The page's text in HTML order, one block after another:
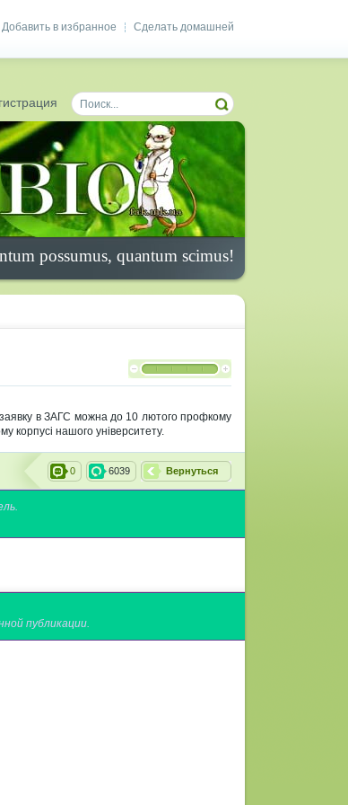
Сделать домашней
Добавить в избранное
possumus, quantum scimus!
в ЗАГС можна до 10 лютого профкому
корпусі нашого університету.
Вернуться
6039
0
публикации.